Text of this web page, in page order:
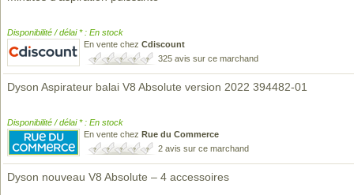
Disponibilité / délai * : En stock
En vente chez Cdiscount
325 avis sur ce marchand
Dyson Aspirateur balai V8 Absolute version 2022 394482-01
Disponibilité / délai * : En stock
En vente chez Rue du Commerce
2 avis sur ce marchand
Dyson nouveau V8 Absolute – 4 accessoires